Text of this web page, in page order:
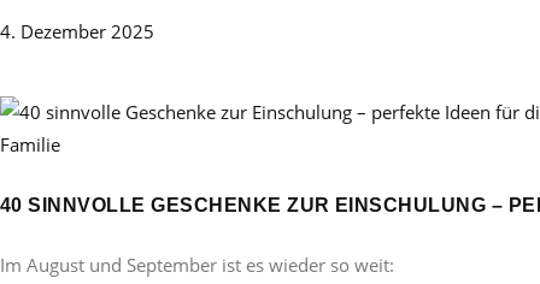
4. Dezember 2025
Familie
40 SINNVOLLE GESCHENKE ZUR EINSCHULUNG –
Im August und September ist es wieder so weit: